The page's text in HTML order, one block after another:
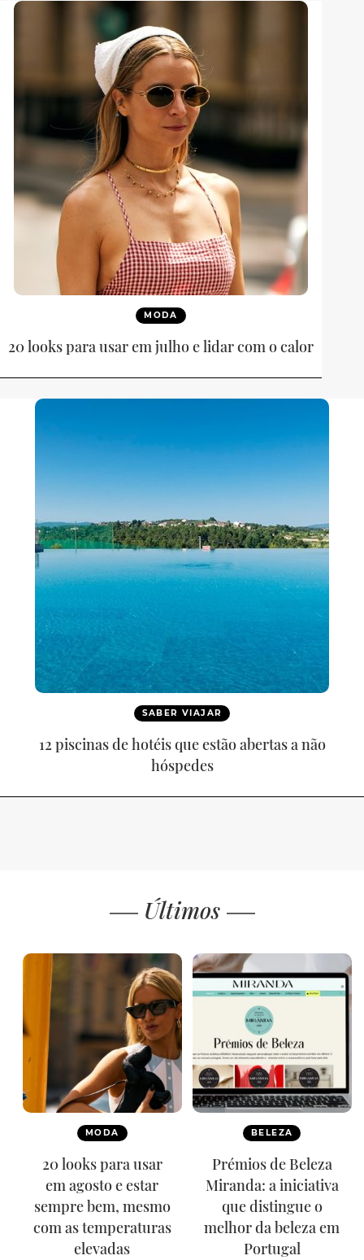
MODA
20 looks para usar em julho e lidar com o calor
SABER VIAJAR
12 piscinas de hotéis que estão abertas a não
hóspedes
Últimos
MODA
20 looks para usar
em agosto e estar
sempre bem, mesmo
com as temperaturas
elevadas
BELEZA
Prémios de Beleza
Miranda: a iniciativa
que distingue o
melhor da beleza em
Portugal